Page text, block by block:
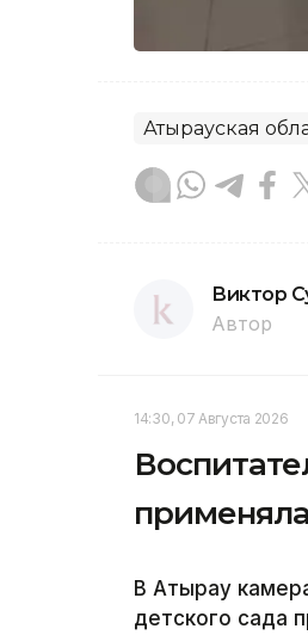
Атырауская
Виктор
Автор
14:30, 07 Августа 2026
В Атырау
детского сада